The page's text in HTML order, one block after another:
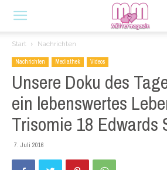
Start Nachrichten
Nachrichten Mediathek Videos
Unsere Doku des
ein lebenswertes
Trisomie 18 Edwards
7. Juli 2016